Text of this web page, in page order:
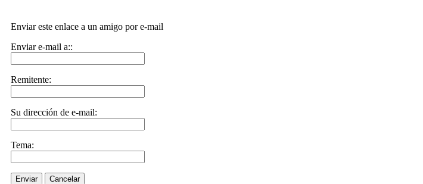
Enviar este enlace a un amigo por e-mail
Enviar e-mail a::
Remitente:
Su dirección de e-mail:
Tema:
Enviar Cancelar